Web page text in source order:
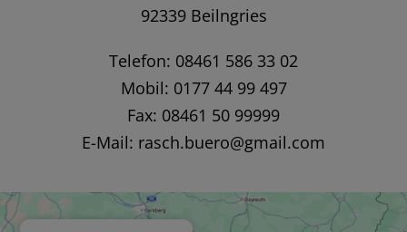
92339 Beilngries
Telefon: 08461 586 33 02
Mobil: 0177 44 99 497
Fax: 08461 50 99999
E-Mail: rasch.buero@gmail.com